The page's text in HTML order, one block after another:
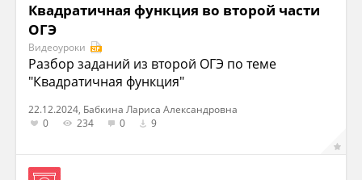
Квадратичная функция во второй части
ОГЭ
Видеоуроки
Разбор заданий из второй ОГЭ по теме
"Квадратичная функция"
22.12.2024, Бабкина Лариса Александровна
0
234 0 9